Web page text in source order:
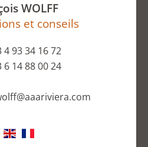
WOLFF
et conseils
4 93 34 16 72
6 14 88 00 24